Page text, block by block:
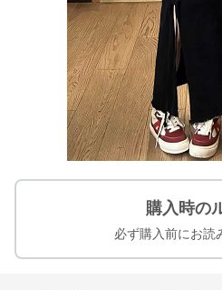
購入時の
必ず購入前にお読